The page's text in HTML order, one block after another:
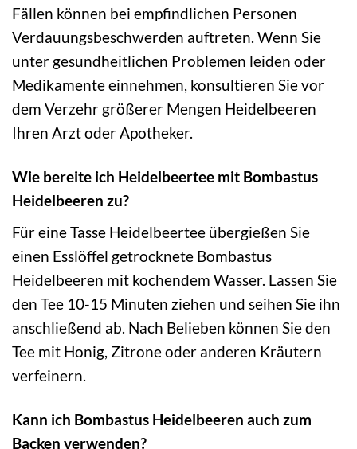
Fällen können bei empfindlichen Personen
Verdauungsbeschwerden auftreten. Wenn Sie
unter gesundheitlichen Problemen leiden oder
Medikamente einnehmen, konsultieren Sie vor
dem Verzehr größerer Mengen Heidelbeeren
Ihren Arzt oder Apotheker.
Wie bereite ich Heidelbeertee mit Bombastus
Heidelbeeren zu?
Für eine Tasse Heidelbeertee übergießen Sie
einen Esslöffel getrocknete Bombastus
Heidelbeeren mit kochendem Wasser. Lassen Sie
den Tee 10-15 Minuten ziehen und seihen Sie ihn
anschließend ab. Nach Belieben können Sie den
Tee mit Honig, Zitrone oder anderen Kräutern
verfeinern.
Kann ich Bombastus Heidelbeeren auch zum
Backen verwenden?